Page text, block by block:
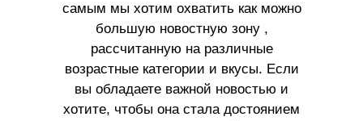
самым мы хотим охватить как можно
большую новостную зону ,
рассчитанную на различные
возрастные категории и вкусы. Если
вы обладаете важной новостью и
хотите, чтобы она стала достоянием